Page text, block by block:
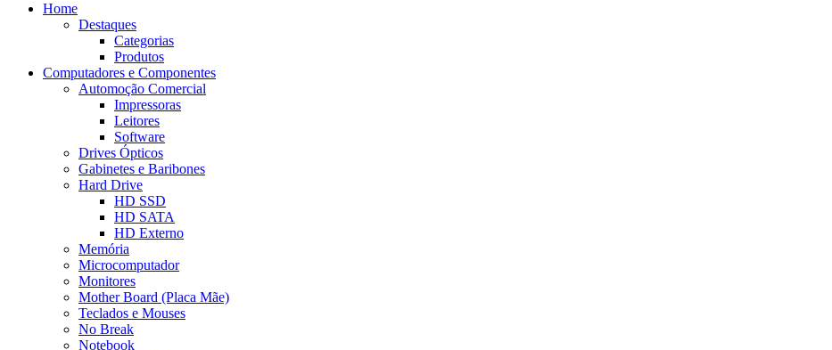
Home
Destaques
Categorias
Produtos
Computadores e Componentes
Automoção Comercial
Impressoras
Leitores
Software
Drives Ópticos
Gabinetes e Baribones
Hard Drive
HD SSD
HD SATA
HD Externo
Memória
Microcomputador
Monitores
Mother Board (Placa Mãe)
Teclados e Mouses
No Break
Notebook